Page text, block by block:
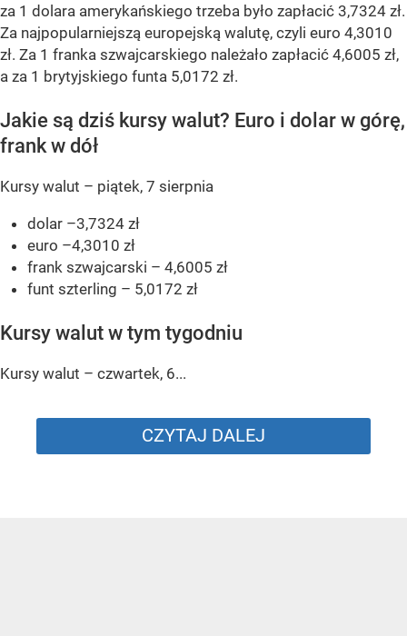
za 1 dolara amerykańskiego trzeba było zapłacić 3,7324 zł.
Za najpopularniejszą europejską walutę, czyli euro 4,3010
zł. Za 1 franka szwajcarskiego należało zapłacić 4,6005 zł,
a za 1 brytyjskiego funta 5,0172 zł.
Jakie są dziś kursy walut? Euro i dolar w górę,
frank w dół
Kursy walut – piątek, 7 sierpnia
dolar –3,7324 zł
euro –4,3010 zł
frank szwajcarski – 4,6005 zł
funt szterling – 5,0172 zł
Kursy walut w tym tygodniu
Kursy walut – czwartek, 6...
CZYTAJ DALEJ